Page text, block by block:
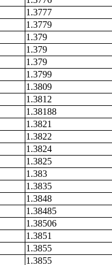
1.3777
1.3779
1.379
1.379
1.379
1.3799
1.3809
1.3812
1.38188
1.3821
1.3822
1.3824
1.3825
1.383
1.3835
1.3848
1.38485
1.38506
1.3851
1.3855
1.3855